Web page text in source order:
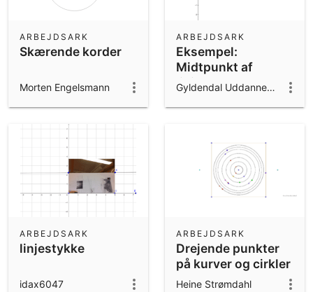
Skærende korder
ARBEJDSARK
Morten Engelsmann
Eksempel:
Midtpunkt af
linjestykke
ARBEJDSARK
Gyldendal Uddannelse
linjestykke
ARBEJDSARK
idax6047
Drejende punkter
på kurver og cirkler
- veu11.
ARBEJDSARK
Heine Strømdahl